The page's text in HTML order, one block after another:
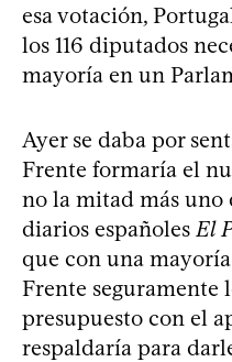
esa votación,
los 116 diputados
mayoría en un
Ayer se daba por
Frente formaría el
no la mitad más uno
diarios españoles El
que con una
Frente seguramente
presupuesto con el
respaldaría para